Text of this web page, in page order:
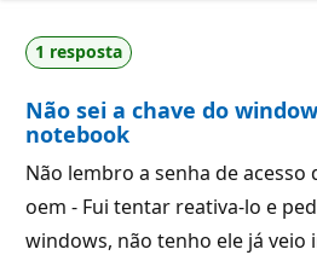
p
u
t
ç
ã
o
s
d
e
e
p
u
a
ã
o
1 resposta
Não sei a chave do
notebook
Não lembro a senha de acesso
oem - Fui tentar reativa-lo e
windows, não tenho ele já veio